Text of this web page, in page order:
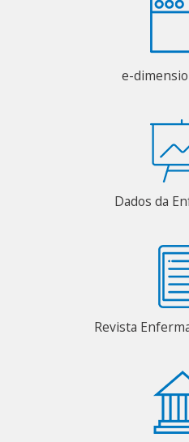
e-
Dados da
Revista